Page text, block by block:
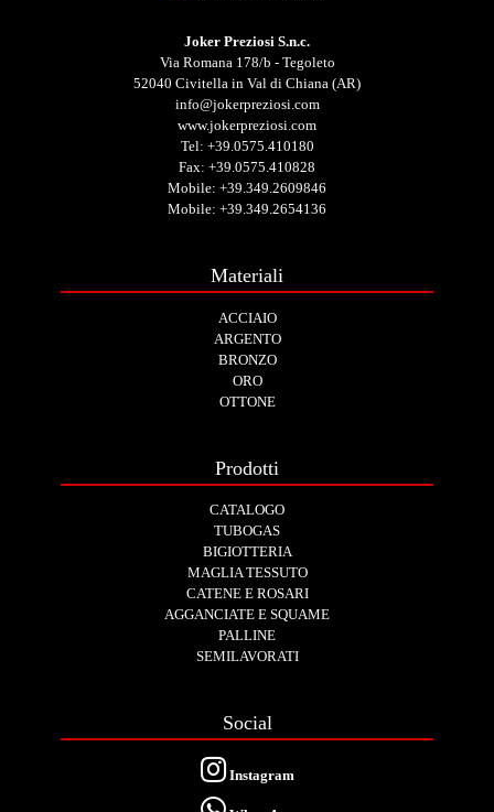
Joker Preziosi S.n.c.
Via Romana 178/b - Tegoleto
52040 Civitella in Val di Chiana (AR)
info@jokerpreziosi.com
www.jokerpreziosi.com
Tel: +39.0575.410180
Fax: +39.0575.410828
Mobile: +39.349.2609846
Mobile: +39.349.2654136
Materiali
ACCIAIO
ARGENTO
BRONZO
ORO
OTTONE
Prodotti
CATALOGO
TUBOGAS
BIGIOTTERIA
MAGLIA TESSUTO
CATENE E ROSARI
AGGANCIATE E SQUAME
PALLINE
SEMILAVORATI
Social
Instagram